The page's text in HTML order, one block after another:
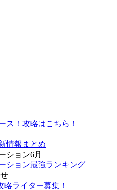
ス！攻略はこちら！
情報まとめ
ション6月
ション最強ランキング
ライター募集！